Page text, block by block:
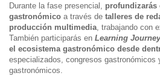
Durante la fase presencial, profundizarás
gastronómico a través de talleres de
producción multimedia , trabajando con
También participarás en Learning
el ecosistema gastronómico desde
especializados, congresos gastronómicos
gastronómicos.